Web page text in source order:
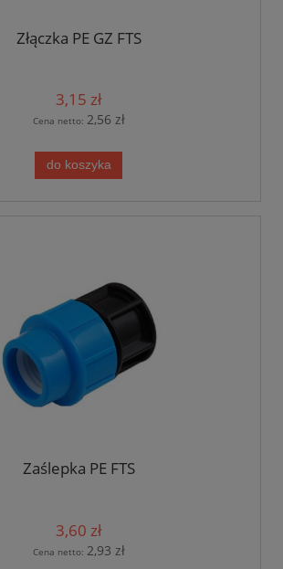
Złączka PE GZ FTS
3,15 zł
Cena netto: 2,56 zł
do koszyka
Zaślepka PE FTS
3,60 zł
Cena netto: 2,93 zł